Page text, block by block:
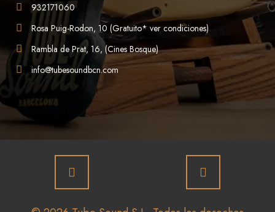
932171060
Rosa Puig-Rodon, 10 (Gratuito* ver condiciones)
Rambla de Prat, 16, (Cines Bosque)
info@tubesoundbcn.com